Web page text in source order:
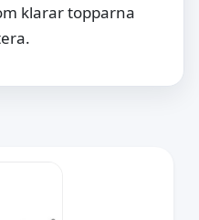
klarar topparna